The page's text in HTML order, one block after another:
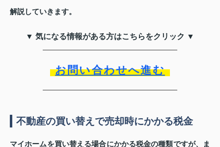
解説していきます。
▼ 気になる情報がある方はこちらをクリック ▼
お問い合わせへ進む
不動産の買い替えで売却時にかかる税金
マイホームを買い替える場合にかかる税金の種類ですが、ま